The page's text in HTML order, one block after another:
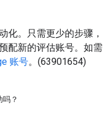
化。只需更少的步骤，
配新的评估账号。如需
账号。(63901654)
？